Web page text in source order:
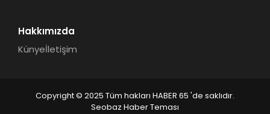
Hakkımızda
Künyeİletişim
Copyright © 2025 Tüm hakları HABER 65 'de saklıdır.
Seobaz Haber Teması